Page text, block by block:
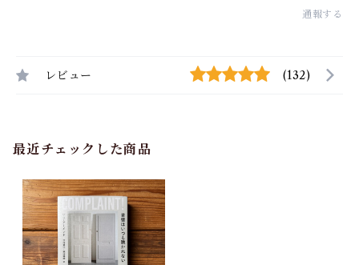
通報する
レビュー (132)
最近チェックした商品